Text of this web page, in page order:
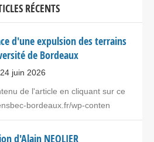
RÉCENTS
d'une expulsion des terrains
de Bordeaux
24 juin 2026
de l'article en cliquant sur ce
bordeaux.fr/wp-conten
d'Alain NEOLIER